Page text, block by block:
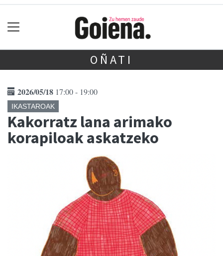
OÑATI
2026/05/18 17:00 - 19:00
IKASTAROAK
Kakorratz lana arimako
korapiloak askatzeko